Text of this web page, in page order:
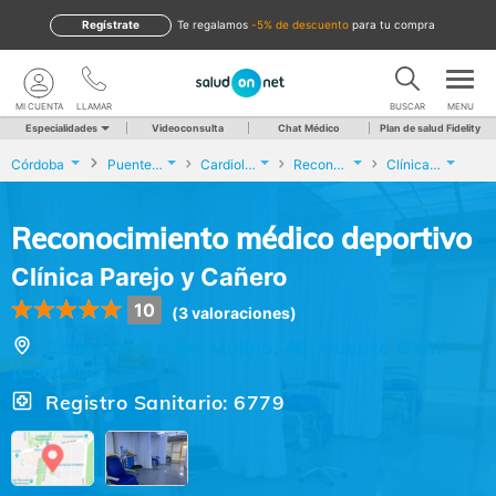
te regalamos -5% de descuento para tu compra
Regístrate
LLAMAR
MI CUENTA BUSCAR MENU
Especialidades Videoconsulta Chat Médico Plan de salud Fidelity
Córdoba Puente Genil Cardiología Reconocimiento médico deportivo Clínica Parejo y Cañero
Reconocimiento médico deportivo
Clínica Parejo y Cañero
10 (3 valoraciones)
Registro Sanitario: 6779